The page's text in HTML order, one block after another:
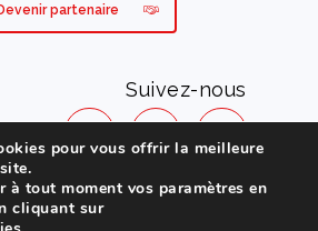
partenaire
Suivez-nous
légales
pour vous offrir la meilleure
à tout moment vos paramètres en
cliquant sur